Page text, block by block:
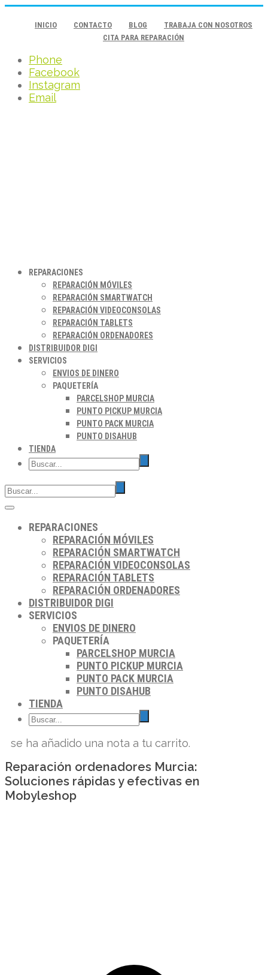
INICIO CONTACTO BLOG
TRABAJA CON NOSOTROS
CITA PARA REPARACIÓN
Phone
Facebook
Instagram
Email
REPARACIONES
REPARACIÓN MÓVILES
REPARACIÓN SMARTWATCH
REPARACIÓN VIDEOCONSOLAS
REPARACIÓN TABLETS
REPARACIÓN ORDENADORES
DISTRIBUIDOR DIGI
SERVICIOS
ENVIOS DE DINERO
PAQUETERÍA
PARCELSHOP MURCIA
PUNTO PICKUP MURCIA
PUNTO PACK MURCIA
PUNTO DISAHUB
TIENDA
REPARACIONES
REPARACIÓN MÓVILES
REPARACIÓN SMARTWATCH
REPARACIÓN VIDEOCONSOLAS
REPARACIÓN TABLETS
REPARACIÓN ORDENADORES
DISTRIBUIDOR DIGI
SERVICIOS
ENVIOS DE DINERO
PAQUETERÍA
PARCELSHOP MURCIA
PUNTO PICKUP MURCIA
PUNTO PACK MURCIA
PUNTO DISAHUB
TIENDA
se ha añadido una nota a tu carrito.
Reparación ordenadores Murcia:
Soluciones rápidas y efectivas en
Mobyleshop